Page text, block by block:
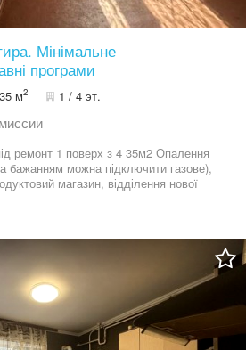
Мінімальне
програми
35 м2 1 / 4 эт.
ремонт 1 поверх з 4 35м2 Опалення
бажанням можна підключити газове),
магазин, відділення нової
домовимось про
час!